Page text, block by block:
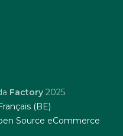
Factory 2025
Français (BE)
Source eCommerce